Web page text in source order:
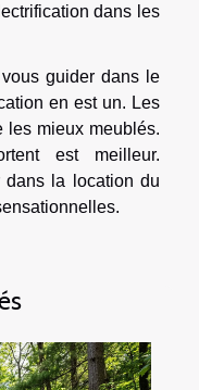
dans les
guider dans le
en est un. Les
les mieux meublés.
est meilleur.
dans la location du